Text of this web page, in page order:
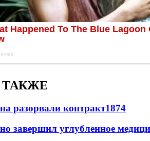
ТАКЖЕ
разорвали контракт1874
завершил углубленное